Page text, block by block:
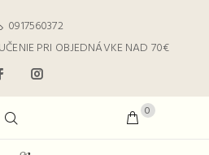
0917560372
PRI OBJEDNÁVKE NAD 70€
0